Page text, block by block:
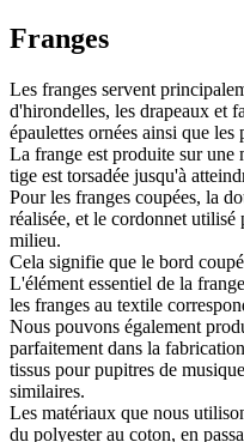
Franges
Les franges servent
d'hirondelles, les drapeaux et
épaulettes ornées ainsi que les
La frange est produite sur une
tige est torsadée jusqu'à
Pour les franges coupées, la
réalisée, et le cordonnet utilisé
milieu.
Cela signifie que le bord
L'élément essentiel de la
les franges au textile
Nous pouvons également
parfaitement dans la
tissus pour pupitres de
similaires.
Les matériaux que nous
du polyester au coton, en